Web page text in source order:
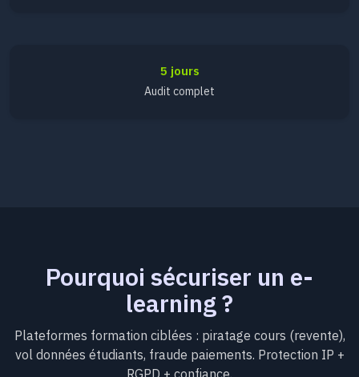
5 jours
Audit complet
Pourquoi sécuriser un e-
learning ?
Plateformes formation ciblées : piratage cours (revente),
vol données étudiants, fraude paiements. Protection IP +
RGPD + confiance.